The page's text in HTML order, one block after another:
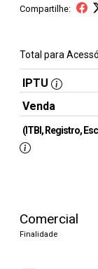
Compartilhe:
Total para
IPTU
Venda
(ITBI, Registro,
Comercial
Finalidade